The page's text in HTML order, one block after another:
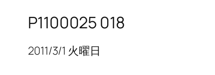
P1100025 018
2011/3/1 火曜日